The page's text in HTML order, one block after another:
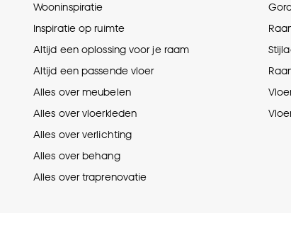
Wooninspiratie
Inspiratie op ruimte
Altijd een oplossing voor je raam
Altijd een passende vloer
Alles over meubelen
Alles over vloerkleden
Alles over verlichting
Alles over behang
Alles over traprenovatie